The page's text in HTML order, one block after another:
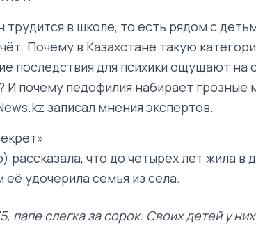
трудится в школе, то есть рядом с
Почему в Казахстане такую
последствия для психики ощущают на
И почему педофилия набирает грозные
записал мнения экспертов.
что до четырёх лет жила в
удочерила семья из села.
папе слегка за сорок. Своих детей у